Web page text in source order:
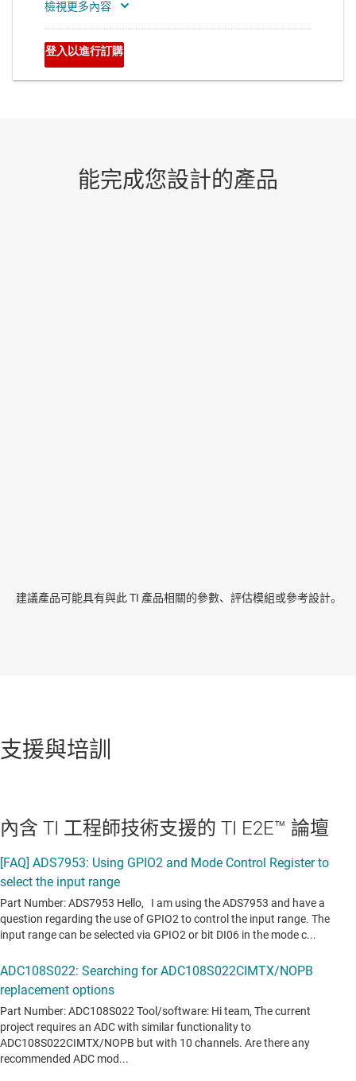
建議產品可能具有與此 TI 產品相關的參數、評估模組或參考設計。
支援與培訓
內含 TI 工程師技術支援的 TI E2E™ 論壇